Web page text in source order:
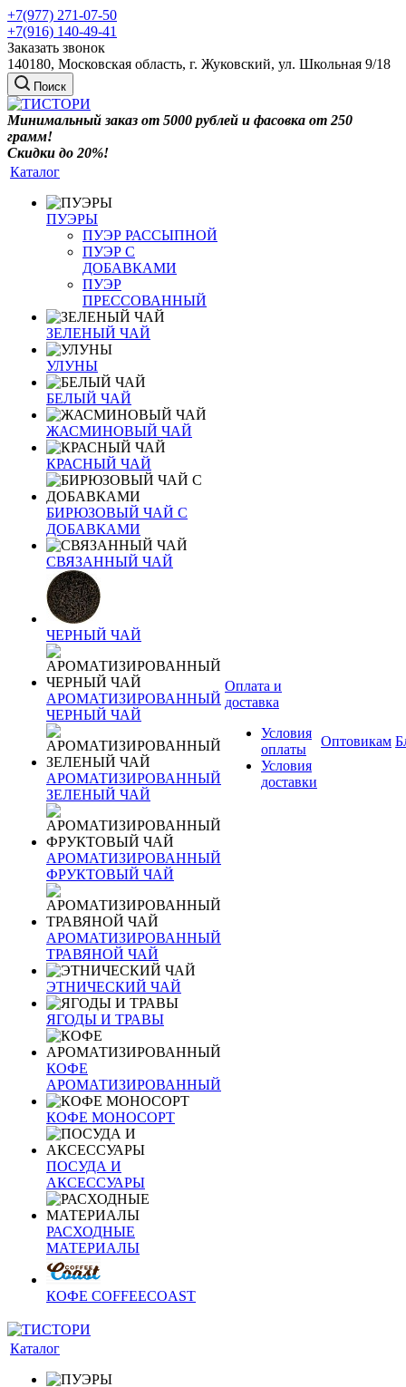
+7(977) 271-07-50
+7(916) 140-49-41
Заказать звонок
140180, Московская область, г. Жуковский, ул. Школьная 9/18
Поиск
Минимальный заказ от 5000 рублей и фасовка от 250
грамм!
Скидки до 20%!
Каталог
ПУЭРЫ
ПУЭР РАССЫПНОЙ
ПУЭР С
ДОБАВКАМИ
ПУЭР
ПРЕССОВАННЫЙ
ЗЕЛЕНЫЙ ЧАЙ
УЛУНЫ
БЕЛЫЙ ЧАЙ
ЖАСМИНОВЫЙ ЧАЙ
КРАСНЫЙ ЧАЙ
БИРЮЗОВЫЙ ЧАЙ С
ДОБАВКАМИ
СВЯЗАННЫЙ ЧАЙ
ЧЕРНЫЙ ЧАЙ
АРОМАТИЗИРОВАННЫЙ
ЧЕРНЫЙ ЧАЙ
АРОМАТИЗИРОВАННЫЙ
ЗЕЛЕНЫЙ ЧАЙ
АРОМАТИЗИРОВАННЫЙ
ФРУКТОВЫЙ ЧАЙ
АРОМАТИЗИРОВАННЫЙ
ТРАВЯНОЙ ЧАЙ
ЭТНИЧЕСКИЙ ЧАЙ
ЯГОДЫ И ТРАВЫ
КОФЕ
АРОМАТИЗИРОВАННЫЙ
КОФЕ МОНОСОРТ
ПОСУДА И
АКСЕССУАРЫ
РАСХОДНЫЕ
МАТЕРИАЛЫ
КОФЕ COFFEECOAST
Оплата и
доставка
Условия
оплаты
Условия
доставки
Оптовикам
Каталог